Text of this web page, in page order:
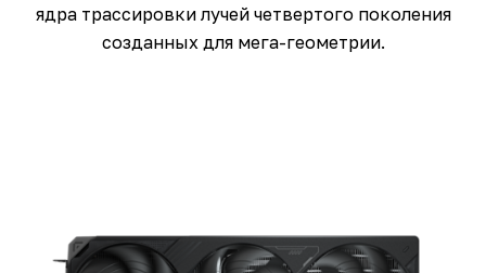
ядра трассировки лучей четвертого поколения
созданных для мега-геометрии.